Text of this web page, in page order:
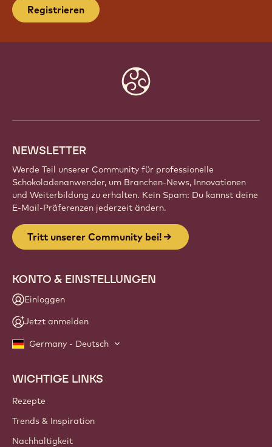
Registrieren
NEWSLETTER
Werde Teil unserer Community für professionelle
Schokoladenanwender, um Branchen-News, Innovationen
und Weiterbildung zu erhalten. Kein Spam: Du kannst deine
E-Mail-Präferenzen jederzeit ändern.
Tritt unserer Community bei!
KONTO & EINSTELLUNGEN
Einloggen
Jetzt anmelden
Germany - Deutsch
Footer
Callebaut
WICHTIGE LINKS
Rezepte
Trends & Inspiration
Nachhaltigkeit